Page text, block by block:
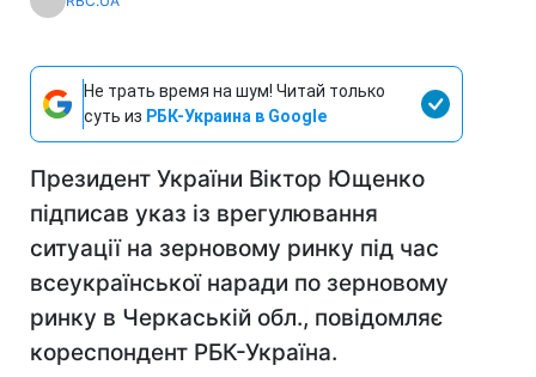
Не трать время на шум! Читай только
суть из РБК-Украина в Google
Президент України Віктор Ющенко
підписав указ із врегулювання
ситуації на зерновому ринку під час
всеукраїнської наради по зерновому
ринку в Черкаській обл., повідомляє
кореспондент РБК-Україна.